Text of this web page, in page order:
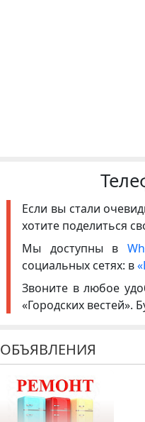
Если вы стали
хотите поделиться
Мы доступны в
социальных сетях: в
Звоните в любое
«Городских
ОБЪЯВЛЕНИЯ